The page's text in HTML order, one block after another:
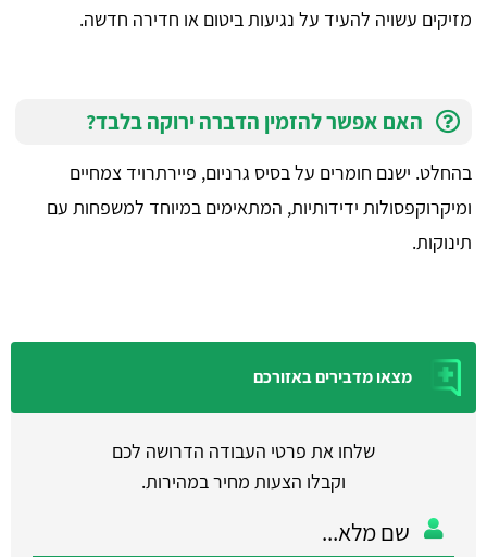
מזיקים עשויה להעיד על נגיעות ביטום או חדירה חדשה.
האם אפשר להזמין הדברה ירוקה בלבד?
בהחלט. ישנם חומרים על בסיס גרניום, פיירתרויד צמחיים
ומיקרוקפסולות ידידותיות, המתאימים במיוחד למשפחות עם
תינוקות.
מצאו מדבירים באזורכם
שלחו את פרטי העבודה הדרושה לכם
וקבלו הצעות מחיר במהירות.